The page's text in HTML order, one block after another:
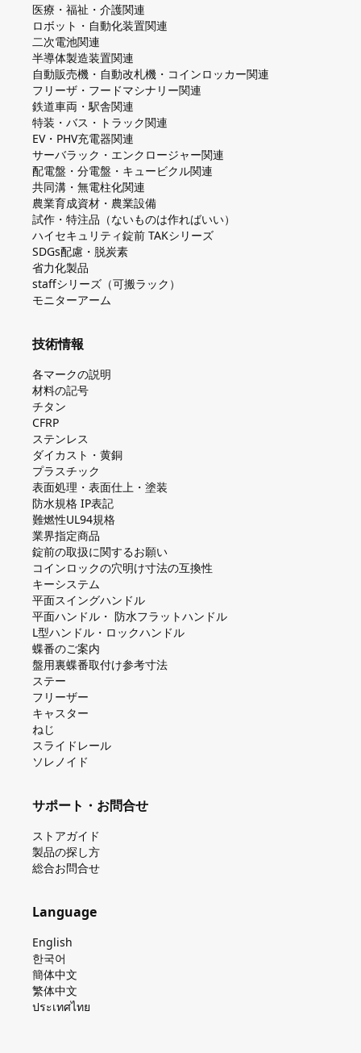
医療・福祉・介護関連
ロボット・自動化装置関連
二次電池関連
半導体製造装置関連
自動販売機・自動改札機・コインロッカー関連
フリーザ・フードマシナリー関連
鉄道車両・駅舎関連
特装・バス・トラック関連
EV・PHV充電器関連
サーバラック・エンクロージャー関連
配電盤・分電盤・キュービクル関連
共同溝・無電柱化関連
農業育成資材・農業設備
試作・特注品（ないものは作ればいい）
ハイセキュリティ錠前 TAKシリーズ
SDGs配慮・脱炭素
省力化製品
staffシリーズ（可搬ラック）
モニターアーム
技術情報
各マークの説明
材料の記号
チタン
CFRP
ステンレス
ダイカスト・⻩銅
プラスチック
表面処理・表面仕上・塗装
防⽔規格 IP表記
難燃性UL94規格
業界指定商品
錠前の取扱に関するお願い
コインロックの⽳明け⼨法の互換性
キーシステム
平⾯スイングハンドル
平⾯ハンドル・ 防⽔フラットハンドル
L型ハンドル・ロックハンドル
蝶番のご案内
盤⽤裏蝶番取付け参考⼨法
ステー
フリーザー
キャスター
ねじ
スライドレール
ソレノイド
サポート・お問合せ
ストアガイド
製品の探し⽅
総合お問合せ
Language
English
한국어
簡体中文
繁体中文
ประเทศไทย